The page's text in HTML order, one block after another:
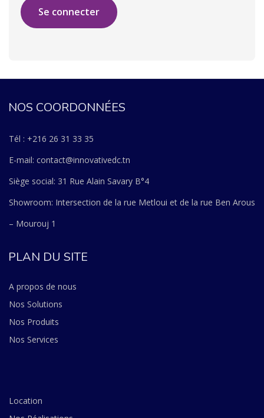
Se connecter
NOS COORDONNÉES
Tél : +216 26 31 33 35
E-mail: contact@innovativedc.tn
Siège social: 31 Rue Alain Savary B°4
Showroom: Intersection de la rue Metloui et de la rue Ben Arous
– Mourouj 1
PLAN DU SITE
A propos de nous
Nos Solutions
Nos Produits
Nos Services
Location